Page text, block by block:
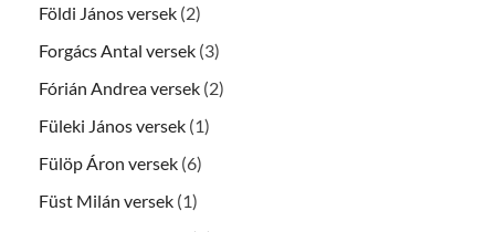
Földi János versek (2)
Forgács Antal versek (3)
Fórián Andrea versek (2)
Füleki János versek (1)
Fülöp Áron versek (6)
Füst Milán versek (1)